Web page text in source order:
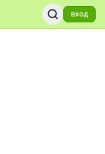
ВХОД